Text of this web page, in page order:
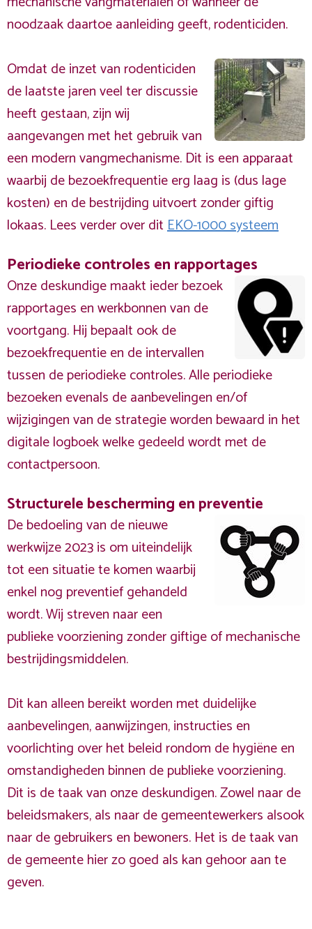
noodzaak daartoe aanleiding geeft, rodenticiden.
Omdat de inzet van rodenticiden
de laatste jaren veel ter discussie
heeft gestaan, zijn wij
aangevangen met het gebruik van
een modern vangmechanisme. Dit is een apparaat
waarbij de bezoekfrequentie erg laag is (dus lage
kosten) en de bestrijding uitvoert zonder giftig
lokaas. Lees verder over ditEKO-1000 systeem
Periodieke controles en rapportages
Onze deskundige maakt ieder bezoek
rapportages en werkbonnen van de
voortgang. Hij bepaalt ook de
bezoekfrequentie en de intervallen
tussen de periodieke controles. Alle periodieke
bezoeken evenals de aanbevelingen en/of
wijzigingen van de strategie worden bewaard in het
digitale logboek welke gedeeld wordt met de
contactpersoon.
Structurele bescherming en preventie
De bedoeling van de nieuwe
werkwijze 2023 is om uiteindelijk
tot een situatie te komen waarbij
enkel nog preventief gehandeld
wordt. Wij streven naar een
publieke voorziening zonder giftige of mechanische
bestrijdingsmiddelen.
Dit kan alleen bereikt worden met duidelijke
aanbevelingen, aanwijzingen, instructies en
voorlichting over het beleid rondom de hygiëne en
omstandigheden binnen de publieke voorziening.
Dit is de taak van onze deskundigen. Zowel naar de
beleidsmakers, als naar de gemeentewerkers alsook
naar de gebruikers en bewoners. Het is de taak van
de gemeente hier zo goed als kan gehoor aan te
geven.